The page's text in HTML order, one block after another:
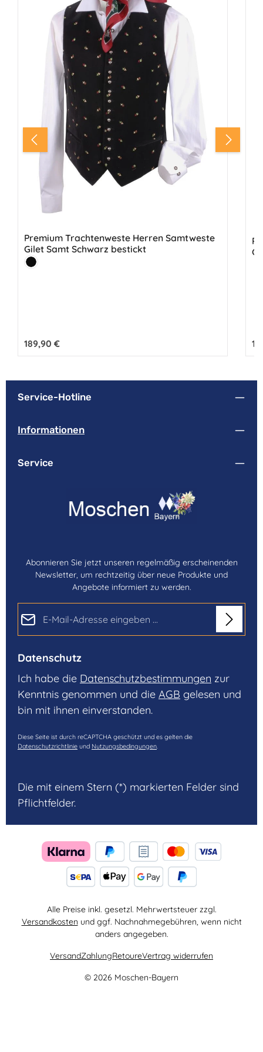
Premium Trachtenweste Herren Samtweste
Gilet Samt Schwarz bestickt
Farbe:
Schwarz
Regulärer Preis:
189,90 €
Service-Hotline
Informationen
Service
Abonnieren Sie jetzt unseren regelmäßig erscheinenden
Newsletter, um rechtzeitig über neue Produkte und
Angebote informiert zu werden.
Datenschutz
Ich habe die Datenschutzbestimmungen zur
Kenntnis genommen und die AGB gelesen und
bin mit ihnen einverstanden.
Diese Seite ist durch reCAPTCHA geschützt und es gelten die
Datenschutzrichtlinie und Nutzungsbedingungen.
Die mit einem Stern (*) markierten Felder sind
Pflichtfelder.
Alle Preise inkl. gesetzl. Mehrwertsteuer zzgl.
Versandkosten und ggf. Nachnahmegebühren, wenn nicht
anders angegeben.
© 2026 Moschen-Bayern
VersandZahlungRetoureVertrag widerrufen